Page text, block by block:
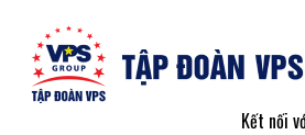
Kết nối